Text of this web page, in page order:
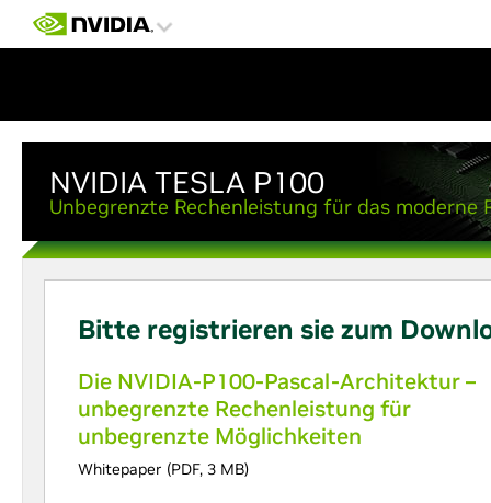
NVIDIA TESLA P100
Unbegrenzte Rechenleistung für das moderne
Bitte registrieren sie zum
Die NVIDIA-P100-Pascal-Architektur –
unbegrenzte Rechenleistung für
unbegrenzte Möglichkeiten
Whitepaper (PDF, 3 MB)